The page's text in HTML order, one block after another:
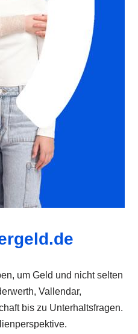
um Geld und nicht selten
Vallendar,
bis zu Unterhaltsfragen.